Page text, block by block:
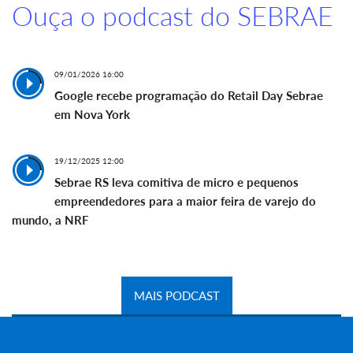
Ouça o podcast do SEBRAE
09/01/2026 16:00
Google recebe programação do Retail Day Sebrae
em Nova York
19/12/2025 12:00
Sebrae RS leva comitiva de micro e pequenos
empreendedores para a maior feira de varejo do
mundo, a NRF
MAIS PODCAST